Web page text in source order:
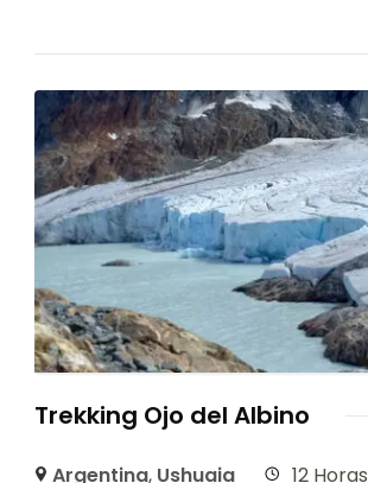
Trekking Ojo del Albino
Argentina, Ushuaia 12 Horas